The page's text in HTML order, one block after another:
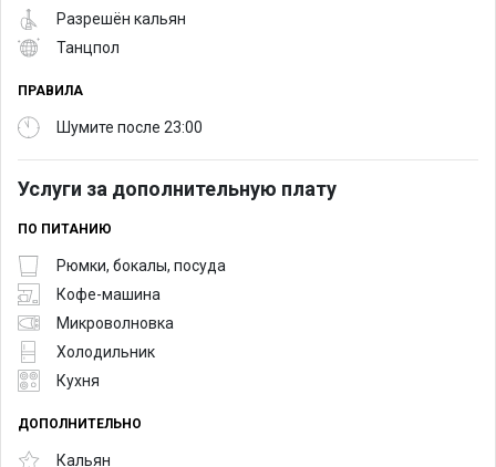
Разрешён кальян
Танцпол
ПРАВИЛА
Шумите после 23:00
Услуги за дополнительную плату
ПО ПИТАНИЮ
Рюмки, бокалы, посуда
Кофе-машина
Микроволновка
Холодильник
Кухня
ДОПОЛНИТЕЛЬНО
Кальян